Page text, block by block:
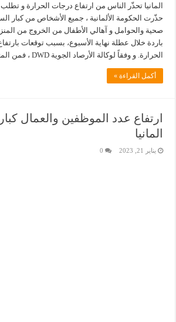
المانيا تحذّر الناس من ارتفاع درجات الحرارة و
حذّرت الحكومة الألمانية ، جميع الأشخاص من كبار
صحية والحوامل و آهالي الأطفال من الخروج من
باردة خلال عطلة نهاية الأسبوع، بسبب توقعات
الحرارة. و وفقاً لوكالة الأرصاد الجوية DWD ، فمن المتوقع أن …
أكمل القراءة »
ارتفاع عدد الموظفين والعمال
المانيا
يناير 21, 2023 0